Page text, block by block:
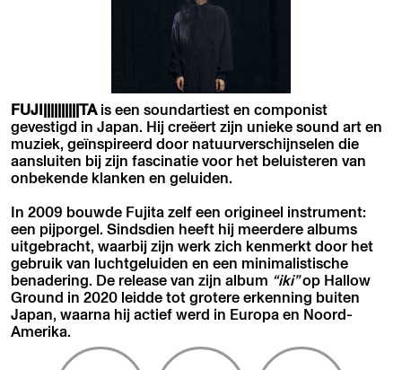
FUJI||||||||||TAis een soundartiest en componist
gevestigd in Japan. Hij creëert zijn unieke sound art en
muziek, geïnspireerd door natuurverschijnselen die
aansluiten bij zijn fascinatie voor het beluisteren van
onbekende klanken en geluiden.
In 2009 bouwde Fujita zelf een origineel instrument:
een pijporgel. Sindsdien heeft hij meerdere albums
uitgebracht, waarbij zijn werk zich kenmerkt door het
gebruik van luchtgeluiden en een minimalistische
benadering. De release van zijn album “iki”op Hallow
Ground in 2020 leidde tot grotere erkenning buiten
Japan, waarna hij actief werd in Europa en Noord-
Amerika.